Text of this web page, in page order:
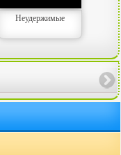
Неудержимые